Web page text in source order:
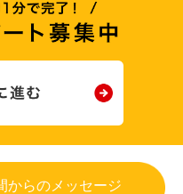
からのメッセージ